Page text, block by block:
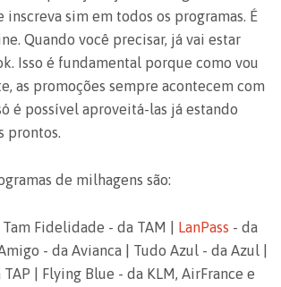
inscreva sim em todos os programas. É
Quando você precisar, já vai estar
Isso é fundamental porque como vou
as promoções sempre acontecem com
é possível aproveitá-las já estando
prontos.
de milhagens são:
Fidelidade - da TAM | LanPass - da
- da Avianca | Tudo Azul - da Azul |
| Flying Blue - da KLM, AirFrance e